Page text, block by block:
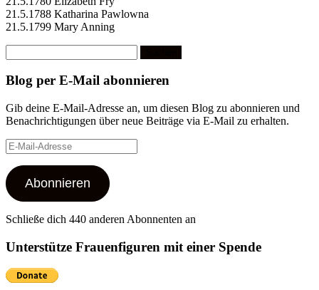
21.5.1788 Katharina Pawlowna
21.5.1799 Mary Anning
nach:
Blog per E-Mail abonnieren
Gib deine E-Mail-Adresse an, um diesen Blog zu abonnieren und
Benachrichtigungen über neue Beiträge via E-Mail zu erhalten.
E-
Mail-
Adresse
Abonnieren
Schließe dich 440 anderen Abonnenten an
Unterstütze Frauenfiguren mit einer Spende